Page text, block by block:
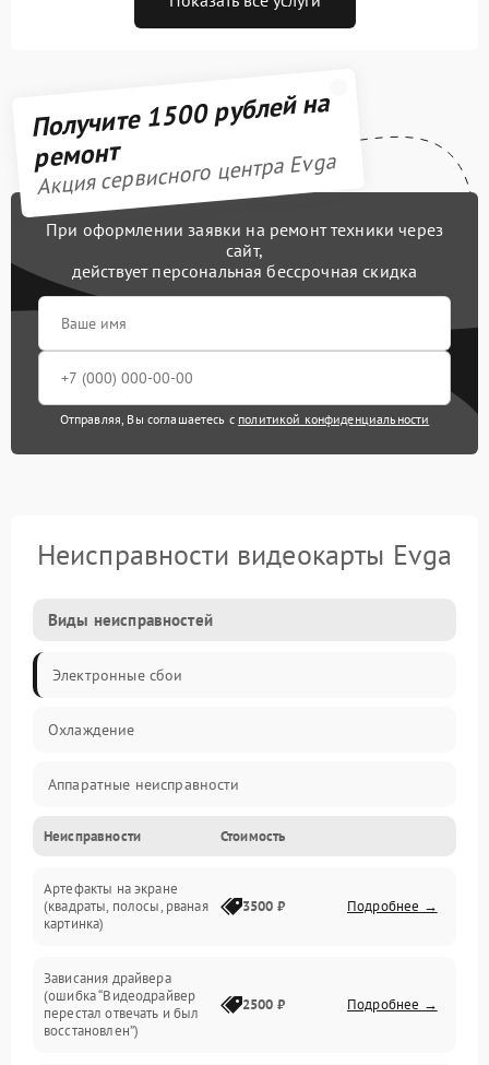
Получите 1500 рублей на
ремонт
Акция сервисного центра Evga
При оформлении заявки на ремонт техники через
сайт,
действует персональная бессрочная скидка
Отправляя, Вы соглашаетесь с политикой конфиденциальности
Неисправности видеокарты Evga
Виды неисправностей
Электронные сбои
Охлаждение
Аппаратные неисправности
Перегрев и термопроблемы
Видео
Интерфейсные и коммуникационные проблемы
Неисправности Стоимость
Артефакты на экране
(квадраты, полосы, рваная
картинка)
3500 ₽ Подробнее →
Зависания драйвера
(ошибка “Видеодрайвер
перестал отвечать и был
восстановлен”)
2500 ₽ Подробнее →